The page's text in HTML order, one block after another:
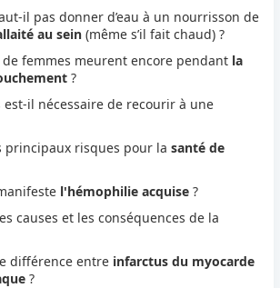
il pas donner d’eau à un nourrisson de
au sein (même s’il fait chaud) ?
femmes meurent encore pendant la
?
est-il nécessaire de recourir à une
principaux risques pour lasanté de
l'hémophilie acquise ?
causes et les conséquences de la
différence entre infarctus du myocarde
?